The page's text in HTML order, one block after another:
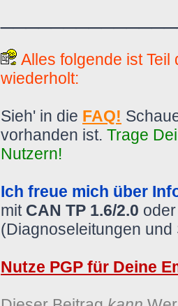
Alles folgende ist
wiederholt:
Sieh' in die FAQ!
vorhanden ist. Trage
Nutzern!
Ich freue mich über
mit CAN TP 1.6/2.0
(Diagnoseleitungen
Nutze PGP für Deine